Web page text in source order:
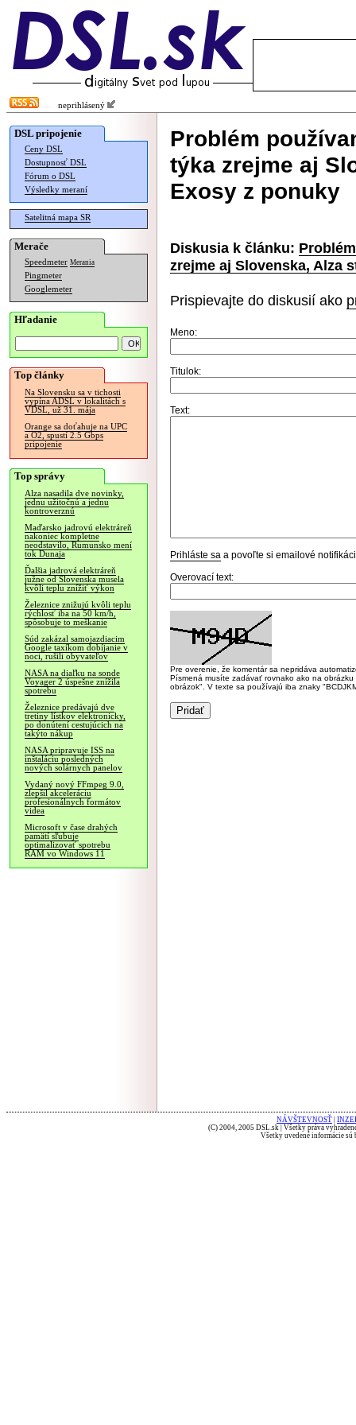
neprihlásený
DSL pripojenie
Ceny DSL
Dostupnosť DSL
Fórum o DSL
Výsledky meraní
Satelitná mapa SR
Merače
Speedmeter Merania
Pingmeter
Googlemeter
Hľadanie
Top články
Na Slovensku sa v tichosti
vypína ADSL v lokalitách s
VDSL, už 31. mája
Orange sa doťahuje na UPC
a O2, spustí 2.5 Gbps
pripojenie
Top správy
Alza nasadila dve novinky,
jednu užitočnú a jednu
kontroverznú
Maďarsko jadrovú elektráreň
nakoniec kompletne
neodstavilo, Rumunsko mení
tok Dunaja
Ďalšia jadrová elektráreň
južne od Slovenska musela
kvôli teplu znížiť výkon
Železnice znižujú kvôli teplu
rýchlosť iba na 50 km/h,
spôsobuje to meškanie
Súd zakázal samojazdiacim
Google taxíkom dobíjanie v
noci, rušili obyvateľov
NASA na diaľku na sonde
Voyager 2 úspešne znížila
spotrebu
Železnice predávajú dve
tretiny lístkov elektronicky,
po donútení cestujúcich na
takýto nákup
NASA pripravuje ISS na
inštaláciu posledných
nových solárnych panelov
Vydaný nový FFmpeg 9.0,
zlepšil akceleráciu
profesionálnych formátov
videa
Microsoft v čase drahých
pamätí sľubuje
optimalizovať spotrebu
RAM vo Windows 11
Problém
týka zrejme aj
Exosy z ponuky
Diskusia k článku:
zrejme aj Slovenska, Alza
Prispievajte do diskusií ako
Meno:
Titulok:
Text:
Prihláste sa a povoľte si emailové
Overovací text:
Pre overenie, že komentár sa nepridáva
Písmená musíte zadávať rovnako ako na
obrázok". V texte sa používajú iba znaky
NÁVŠTEVNOSŤ
(C) 2004, 2005 DSL.sk | Všetky práva
Všetky uvedené informácie sú